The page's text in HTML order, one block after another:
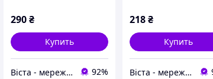
290₴
Купить
Віста - мережа будівельно-господарчих маркетів 92%
218₴
Купить
Віста - мережа будівельно-господарчих маркетів